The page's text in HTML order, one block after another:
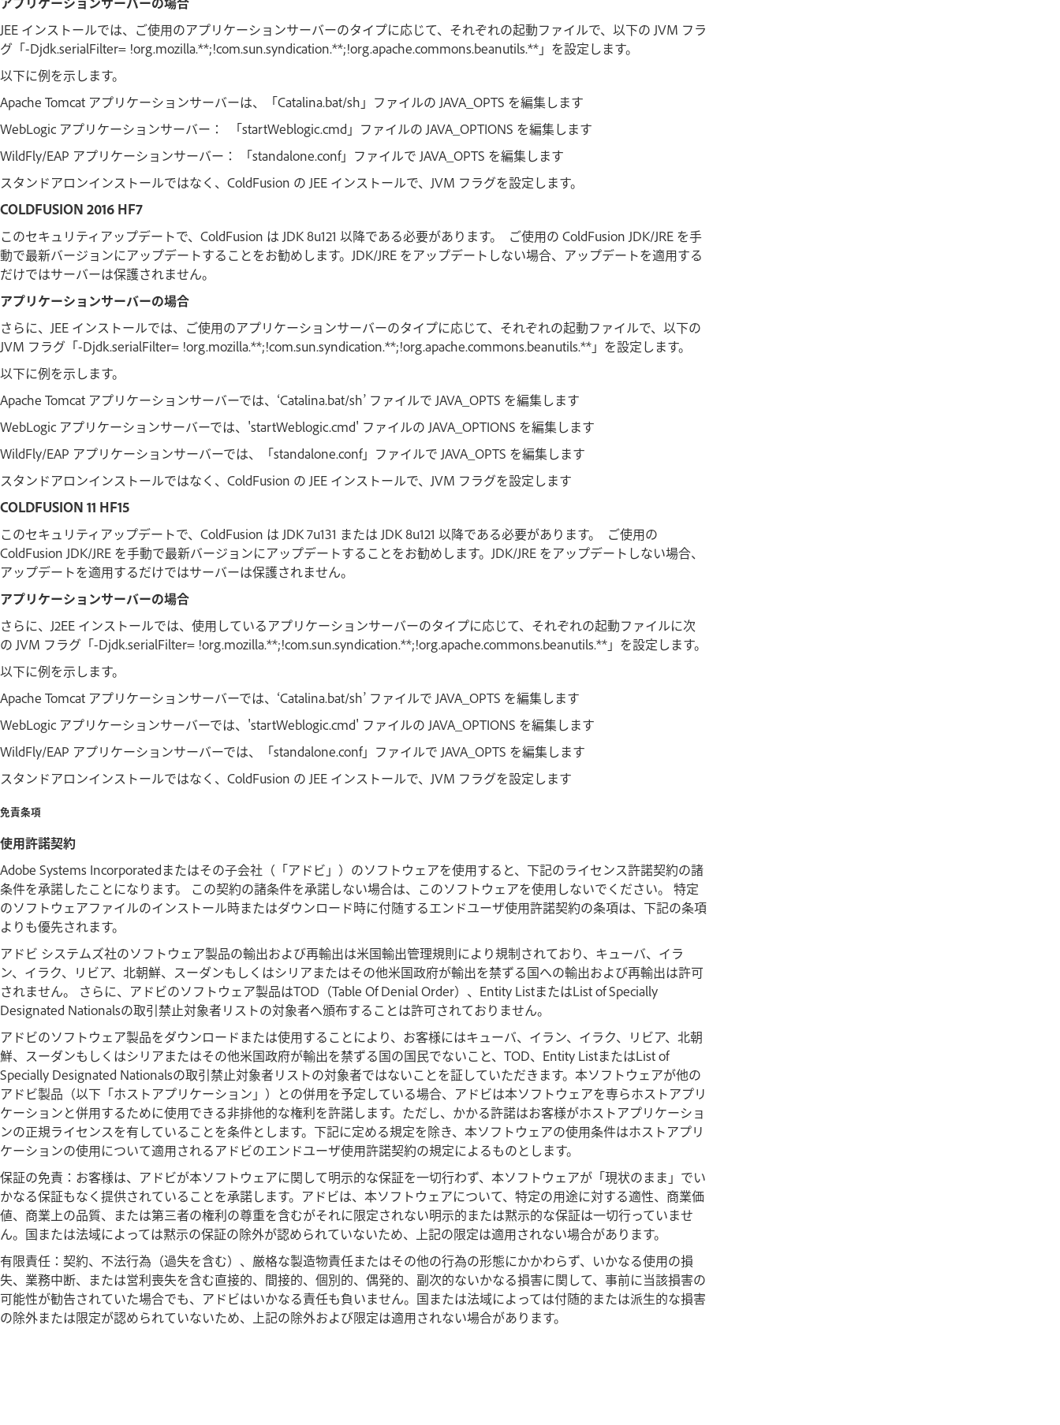
JEE インストールでは、ご使用のアプリケーションサーバーのタイプに応じて、それぞれの起動ファイルで、以下の JVM フラ
グ「-Djdk.serialFilter= !org.mozilla.**;!com.sun.syndication.**;!org.apache.commons.beanutils.**」を設定します。
以下に例を示します。
Apache Tomcat アプリケーションサーバーは、「Catalina.bat/sh」ファイルの JAVA_OPTS を編集します
WebLogic アプリケーションサーバー： 「startWeblogic.cmd」ファイルの JAVA_OPTIONS を編集します
WildFly/EAP アプリケーションサーバー： 「standalone.conf」ファイルで JAVA_OPTS を編集します
スタンドアロンインストールではなく、ColdFusion の JEE インストールで、JVM フラグを設定します。
COLDFUSION 2016 HF7
このセキュリティアップデートで、ColdFusion は JDK 8u121 以降である必要があります。 ご使用の ColdFusion JDK/JRE を手
動で最新バージョンにアップデートすることをお勧めします。JDK/JRE をアップデートしない場合、アップデートを適用する
だけではサーバーは保護されません。
アプリケーションサーバーの場合
さらに、JEE インストールでは、ご使用のアプリケーションサーバーのタイプに応じて、それぞれの起動ファイルで、以下の
JVM フラグ「-Djdk.serialFilter= !org.mozilla.**;!com.sun.syndication.**;!org.apache.commons.beanutils.**」を設定します。
以下に例を示します。
Apache Tomcat アプリケーションサーバーでは、‘Catalina.bat/sh’ ファイルで JAVA_OPTS を編集します
WebLogic アプリケーションサーバーでは、'startWeblogic.cmd' ファイルの JAVA_OPTIONS を編集します
WildFly/EAP アプリケーションサーバーでは、「standalone.conf」ファイルで JAVA_OPTS を編集します
スタンドアロンインストールではなく、ColdFusion の JEE インストールで、JVM フラグを設定します
COLDFUSION 11 HF15
このセキュリティアップデートで、ColdFusion は JDK 7u131 または JDK 8u121 以降である必要があります。 ご使用の
ColdFusion JDK/JRE を手動で最新バージョンにアップデートすることをお勧めします。JDK/JRE をアップデートしない場合、
アップデートを適用するだけではサーバーは保護されません。
アプリケーションサーバーの場合
さらに、J2EE インストールでは、使用しているアプリケーションサーバーのタイプに応じて、それぞれの起動ファイルに次
の JVM フラグ「-Djdk.serialFilter= !org.mozilla.**;!com.sun.syndication.**;!org.apache.commons.beanutils.**」を設定します。
以下に例を示します。
Apache Tomcat アプリケーションサーバーでは、‘Catalina.bat/sh’ ファイルで JAVA_OPTS を編集します
WebLogic アプリケーションサーバーでは、'startWeblogic.cmd' ファイルの JAVA_OPTIONS を編集します
WildFly/EAP アプリケーションサーバーでは、「standalone.conf」ファイルで JAVA_OPTS を編集します
スタンドアロンインストールではなく、ColdFusion の JEE インストールで、JVM フラグを設定します
免責条項
使用許諾契約
Adobe Systems Incorporatedまたはその子会社（「アドビ」）のソフトウェアを使用すると、下記のライセンス許諾契約の諸
条件を承諾したことになります。 この契約の諸条件を承諾しない場合は、このソフトウェアを使用しないでください。 特定
のソフトウェアファイルのインストール時またはダウンロード時に付随するエンドユーザ使用許諾契約の条項は、下記の条項
よりも優先されます。
アドビ システムズ社のソフトウェア製品の輸出および再輸出は米国輸出管理規則により規制されており、キューバ、イラ
ン、イラク、リビア、北朝鮮、スーダンもしくはシリアまたはその他米国政府が輸出を禁ずる国への輸出および再輸出は許可
されません。 さらに、アドビのソフトウェア製品はTOD（Table Of Denial Order）、Entity ListまたはList of Specially
Designated Nationalsの取引禁止対象者リストの対象者へ頒布することは許可されておりません。
アドビのソフトウェア製品をダウンロードまたは使用することにより、お客様にはキューバ、イラン、イラク、リビア、北朝
鮮、スーダンもしくはシリアまたはその他米国政府が輸出を禁ずる国の国民でないこと、TOD、Entity ListまたはList of
Specially Designated Nationalsの取引禁止対象者リストの対象者ではないことを証していただきます。本ソフトウェアが他の
アドビ製品（以下「ホストアプリケーション」）との併用を予定している場合、アドビは本ソフトウェアを専らホストアプリ
ケーションと併用するために使用できる非排他的な権利を許諾します。ただし、かかる許諾はお客様がホストアプリケーショ
ンの正規ライセンスを有していることを条件とします。下記に定める規定を除き、本ソフトウェアの使用条件はホストアプリ
ケーションの使用について適用されるアドビのエンドユーザ使用許諾契約の規定によるものとします。
保証の免責：お客様は、アドビが本ソフトウェアに関して明示的な保証を一切行わず、本ソフトウェアが「現状のまま」でい
かなる保証もなく提供されていることを承諾します。アドビは、本ソフトウェアについて、特定の用途に対する適性、商業価
値、商業上の品質、または第三者の権利の尊重を含むがそれに限定されない明示的または黙示的な保証は一切行っていませ
ん。国または法域によっては黙示の保証の除外が認められていないため、上記の限定は適用されない場合があります。
有限責任：契約、不法行為（過失を含む）、厳格な製造物責任またはその他の行為の形態にかかわらず、いかなる使用の損
失、業務中断、または営利喪失を含む直接的、間接的、個別的、偶発的、副次的ないかなる損害に関して、事前に当該損害の
可能性が勧告されていた場合でも、アドビはいかなる責任も負いません。国または法域によっては付随的または派生的な損害
の除外または限定が認められていないため、上記の除外および限定は適用されない場合があります。